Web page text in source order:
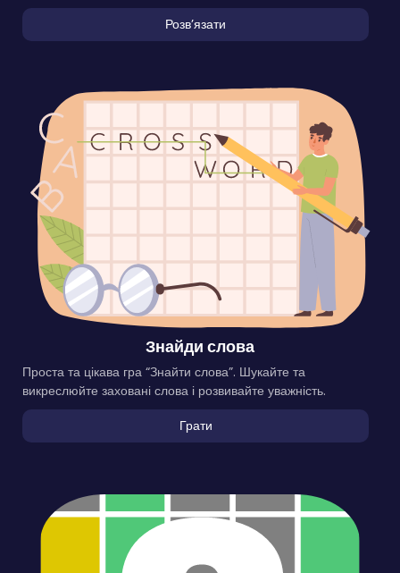
Розвʼязати
Знайди слова
Проста та цікава гра “Знайти слова”. Шукайте та
викреслюйте заховані слова і розвивайте уважність.
Грати